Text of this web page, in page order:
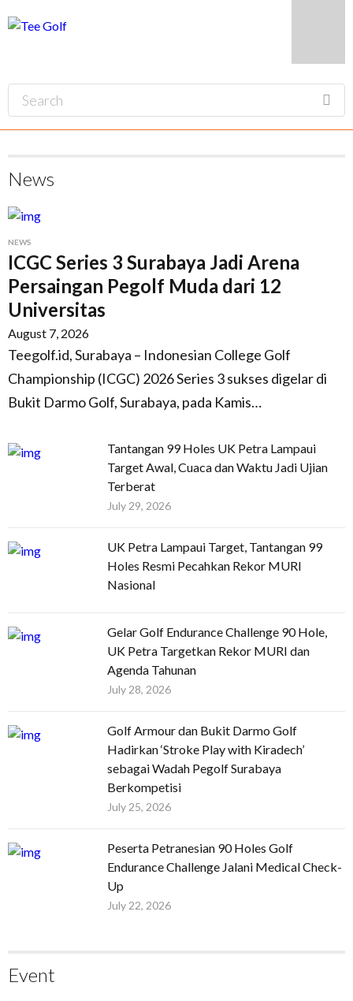
News
NEWS
ICGC Series 3 Surabaya Jadi Arena
Persaingan Pegolf Muda dari 12
Universitas
August 7, 2026
Teegolf.id, Surabaya – Indonesian College Golf
Championship (ICGC) 2026 Series 3 sukses digelar di
Bukit Darmo Golf, Surabaya, pada Kamis…
Tantangan 99 Holes UK Petra Lampaui
Target Awal, Cuaca dan Waktu Jadi Ujian
Terberat
July 29, 2026
UK Petra Lampaui Target, Tantangan 99
Holes Resmi Pecahkan Rekor MURI
Nasional
Gelar Golf Endurance Challenge 90 Hole,
UK Petra Targetkan Rekor MURI dan
Agenda Tahunan
July 28, 2026
Golf Armour dan Bukit Darmo Golf
Hadirkan ‘Stroke Play with Kiradech’
sebagai Wadah Pegolf Surabaya
Berkompetisi
July 25, 2026
Peserta Petranesian 90 Holes Golf
Endurance Challenge Jalani Medical Check-
Up
July 22, 2026
Event